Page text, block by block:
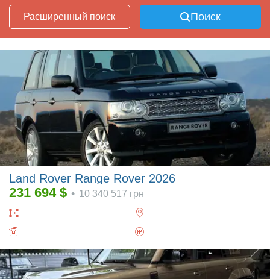
Расширенный поиск Поиск
Land Rover Range Rover 2026
231 694$ • 10 340 517 грн